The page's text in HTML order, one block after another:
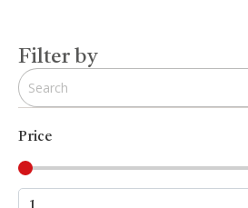
Filter by
Price